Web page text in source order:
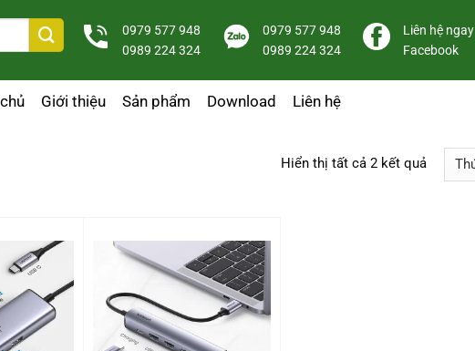
0979 577 948
0989 224 324
0979 577 948
0989 224 324
Liên hệ ngay
Facebook
Giới thiệu Sản phẩm Download Liên hệ
Hiển thị tất cả 2 kết quả